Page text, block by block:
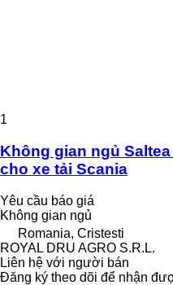
1
Không gian ngủ
cho xe tải Scania
Yêu cầu báo giá
Không gian ngủ
Romania, Cristesti
ROYAL DRU AGRO S.R.L.
Liên hệ với người bán
Đăng ký theo dõi để nhận